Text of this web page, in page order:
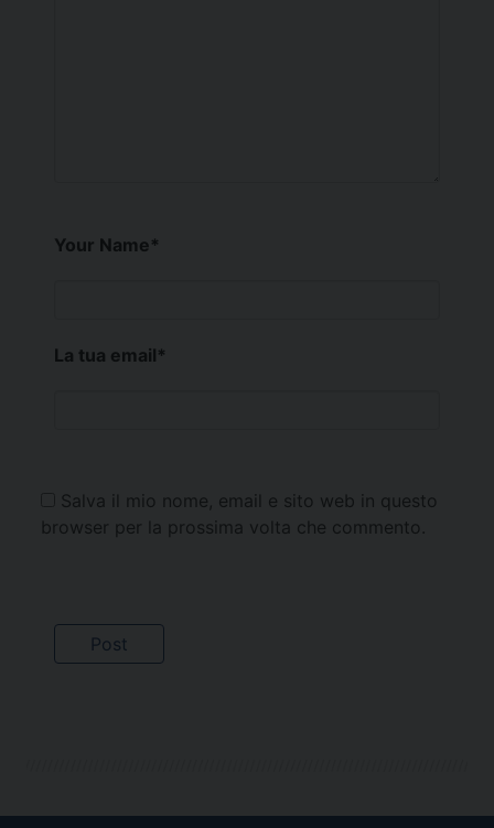
Your Name*
La tua email*
Salva il mio nome, email e sito web in questo
browser per la prossima volta che commento.